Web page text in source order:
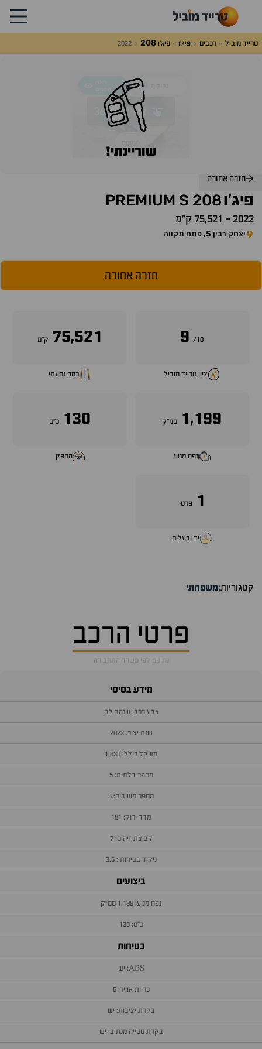
טרייד מוביל רכבים פיג'ו פיג'ו208
2022
חזרה אחורה
פיג'ו208
PREMIUM S
2022
- 75,521 ק״מ
יצחק רבין 5, פתח תקווה
חזרה אחורה
שוריינתי!
10/
9
ציון טרייד מוביל
75,521 ק״מ
כמה נסעתי
1,199 סמ״ק
נפח מנוע
130 כ״ס
הספק
1 פרטי
יד ובעלים
קטגוריות:משפחתי
פרטי הרכב
נתונים לפי משרד התחבורה
מידע בסיסי
צבע רכב: שנהב לבן
שנת יצור: 2022
משקל כולל: 1,630
מספר דלתות: 5
מספר מושבים: 5
מדד ירוק: 181
קבוצת זיהום: 7
ניקוד בטיחותי: 3.5
ביצועים
נפח מנוע: 1,199 סמ״ק
כ״ס: 130
בטיחות
ABS: יש
כריות אוויר: 6
בקרת יציבות: יש
בקרת סטייה מנתיב: יש